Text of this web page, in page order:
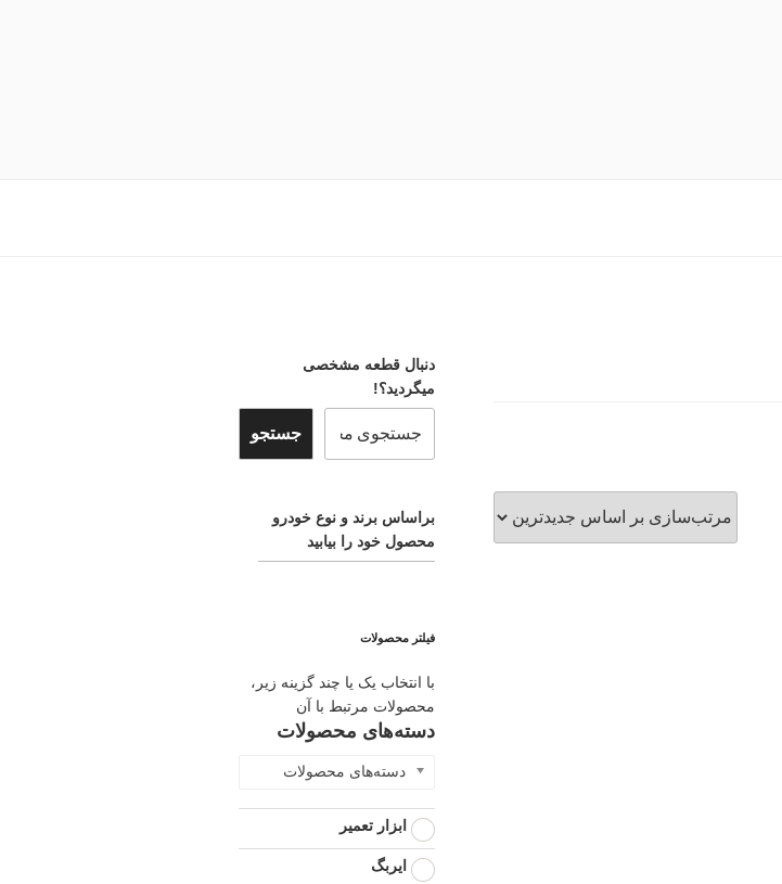
دنبال قطعه مشخصی
میگردید؟!
جستجو
براساس برند و نوع خودرو
محصول خود را بیابید
فیلتر محصولات
با انتخاب یک یا چند گزینه زیر،
محصولات مرتبط با آن
دسته‌های محصولات
دسته‌های محصولات
ابزار تعمیر
ایربگ